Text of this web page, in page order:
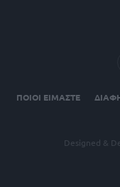
ΠΟΙΟΙ ΕΙΜΑΣΤΕ
Designed &